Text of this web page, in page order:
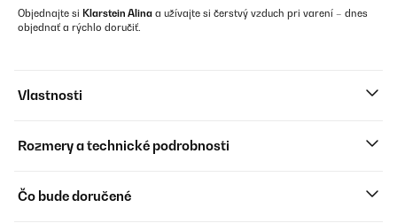
Objednajte si Klarstein Alina a užívajte si čerstvý vzduch pri varení – dnes
objednať a rýchlo doručiť.
Vlastnosti
Rozmery a technické podrobnosti
Čo bude doručené